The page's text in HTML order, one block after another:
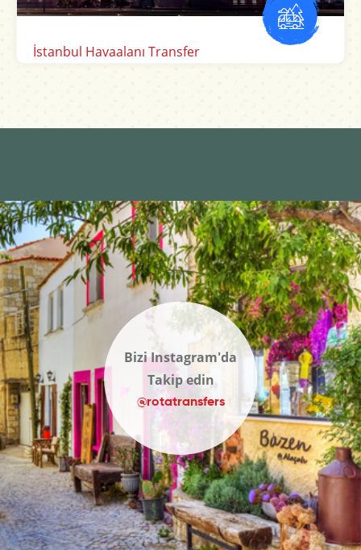
Sabiha Gökçen Havalimanı Transfer
Bizi Instagram'da
Takip edin
@rotatransfers